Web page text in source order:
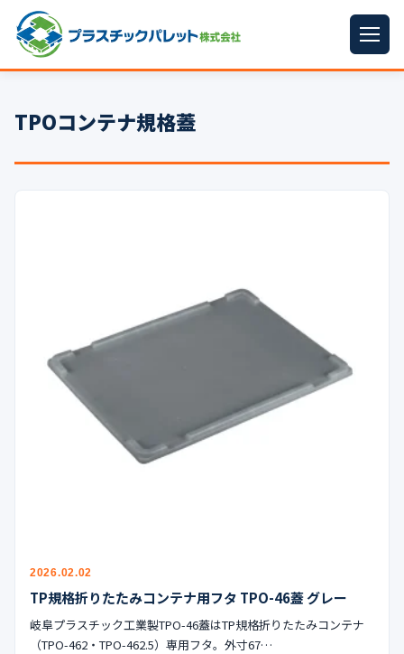
パレットサイズ
プラパレット ▼
イラン情勢まとめ
TPOコンテナ規格蓋
2026.02.02
TP規格折りたたみコンテナ用フタ TPO-46蓋 グレー
岐阜プラスチック工業製TPO-46蓋はTP規格折りたたみコンテナ
（TPO-462・TPO-462.5）専用フタ。外寸67…